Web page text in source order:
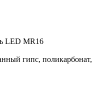
LED MR16
гипс, поликарбонат,